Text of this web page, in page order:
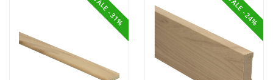
SALE -31% SALE -24%